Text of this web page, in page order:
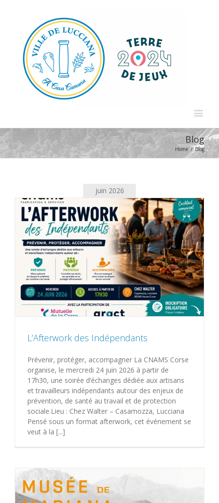
Blog
Home / Blog
juin 2026
L’Afterwork des Indépendants
Prévenir, protéger, accompagner La CNAMS Corse
organise, le mercredi 24 juin 2026 à partir de
17h30, une soirée d’échanges dédiée aux artisans
et travailleurs indépendants autour des enjeux de
prévention, de santé au travail et de protection
sociale.Lieu : Chez Walter – Casamozza, Lucciana
Pensé sous un format afterwork, cet événement se
veut à la [...]